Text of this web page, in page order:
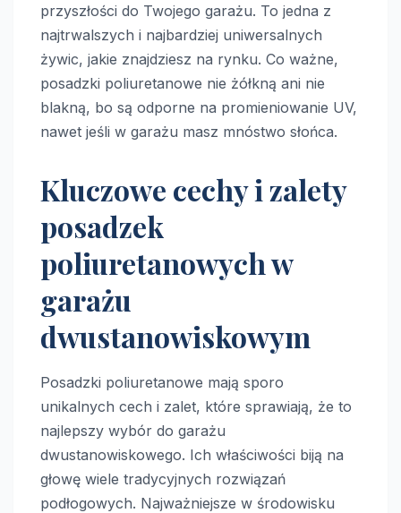
przyszłości do Twojego garażu. To jedna z
najtrwalszych i najbardziej uniwersalnych
żywic, jakie znajdziesz na rynku. Co ważne,
posadzki poliuretanowe nie żółkną ani nie
blakną, bo są odporne na promieniowanie UV,
nawet jeśli w garażu masz mnóstwo słońca.
Kluczowe cechy i zalety
posadzek
poliuretanowych w
garażu
dwustanowiskowym
Posadzki poliuretanowe mają sporo
unikalnych cech i zalet, które sprawiają, że to
najlepszy wybór do garażu
dwustanowiskowego. Ich właściwości biją na
głowę wiele tradycyjnych rozwiązań
podłogowych. Najważniejsze w środowisku